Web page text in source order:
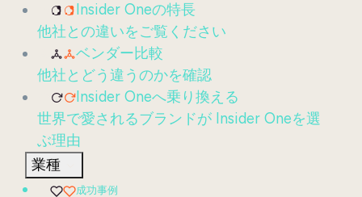
Insider Oneの特長
他社との違いをご覧ください
ベンダー比較
他社とどう違うのかを確認
Insider Oneへ乗り換える
世界で愛されるブランドが Insider Oneを選
ぶ理由
業種
成功事例